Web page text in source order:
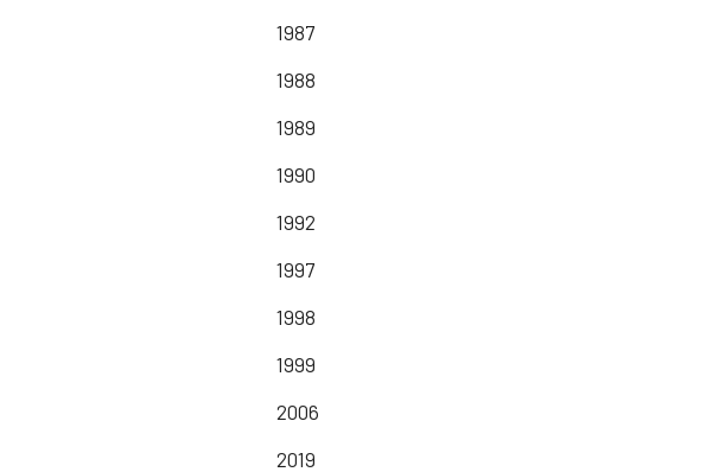
1987
1988
1989
1990
1992
1997
1998
1999
2006
2019